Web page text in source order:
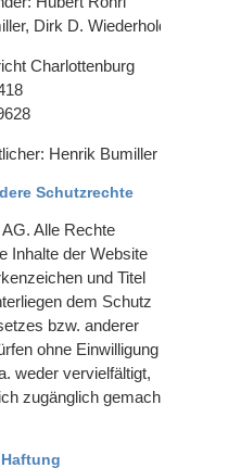
Dirk D. Wiederhold
Charlottenburg
Henrik Bumiller
Schutzrechte
. Alle Rechte
Inhalte der Website
und Titel
dem Schutz
bzw. anderer
ohne Einwilligung
weder vervielfältigt,
zugänglich gemacht